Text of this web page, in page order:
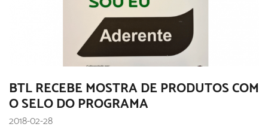
BTL RECEBE MOSTRA DE PRODUTOS COM
O SELO DO PROGRAMA
2018-02-28